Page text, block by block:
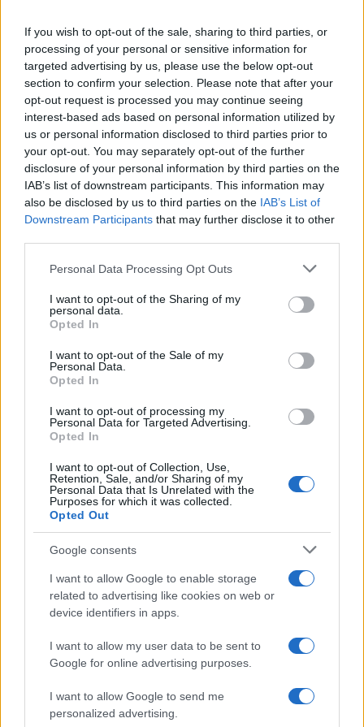
If you wish to opt-out of the sale, sharing to third parties, or
processing of your personal or sensitive information for
targeted advertising by us, please use the below opt-out
section to confirm your selection. Please note that after your
opt-out request is processed you may continue seeing
interest-based ads based on personal information utilized by
us or personal information disclosed to third parties prior to
your opt-out. You may separately opt-out of the further
disclosure of your personal information by third parties on the
IAB’s list of downstream participants. This information may
also be disclosed by us to third parties on the IAB’s List of
Downstream Participants that may further disclose it to other
Please note that this website/app uses one or more Google
not limited to your visit or usage behaviour. You may click to
grant or deny consent to Google and its third-party tags to
use your data for below specified purposes in below Google
consent section.
Personal Data Processing Opt Outs
I want to opt-out of the Sharing of my
personal data.
Opted In
I want to opt-out of the Sale of my
Personal Data.
Opted In
I want to opt-out of processing my
Personal Data for Targeted Advertising.
Opted In
I want to opt-out of Collection, Use,
Retention, Sale, and/or Sharing of my
Personal Data that Is Unrelated with the
Purposes for which it was collected.
Opted Out
Google consents
I want to allow Google to enable storage
related to advertising like cookies on web or
device identifiers in apps.
I want to allow my user data to be sent to
Google for online advertising purposes.
I want to allow Google to send me
personalized advertising.
Continua a leggere
NEWS
Ariana Grande debutta al primo posto con Petal e
annuncia una pausa dalla vita pubblica
NEWS